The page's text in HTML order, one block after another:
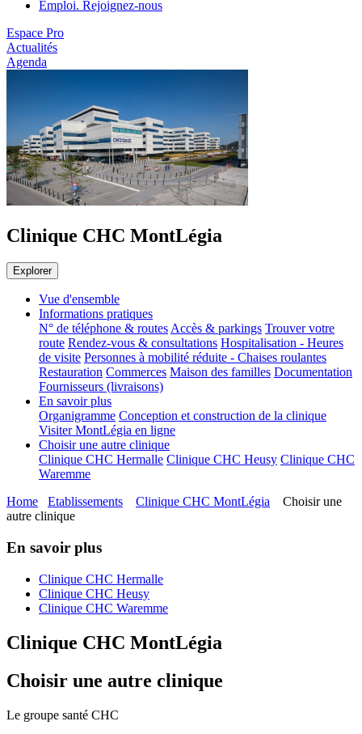
Emploi. Rejoignez-nous
Espace Pro
Actualités
Agenda
Clinique CHC MontLégia
Explorer
Vue d'ensemble
Informations pratiques
N° de téléphone & routesAccès & parkings Trouver votre
route Rendez-vous & consultations Hospitalisation - Heures
de visite Personnes à mobilité réduite - Chaises roulantes
Restauration Commerces Maison des familles Documentation
Fournisseurs (livraisons)
En savoir plus
Organigramme Conception et construction de la clinique
Visiter MontLégia en ligne
Choisir une autre clinique
Clinique CHC Hermalle Clinique CHC Heusy Clinique CHC
Waremme
Home
Etablissements Clinique CHC MontLégia
Choisir une
autre clinique
En savoir plus
Clinique CHC Hermalle
Clinique CHC Heusy
Clinique CHC Waremme
Clinique CHC MontLégia
Choisir une autre clinique
Le groupe santé CHC